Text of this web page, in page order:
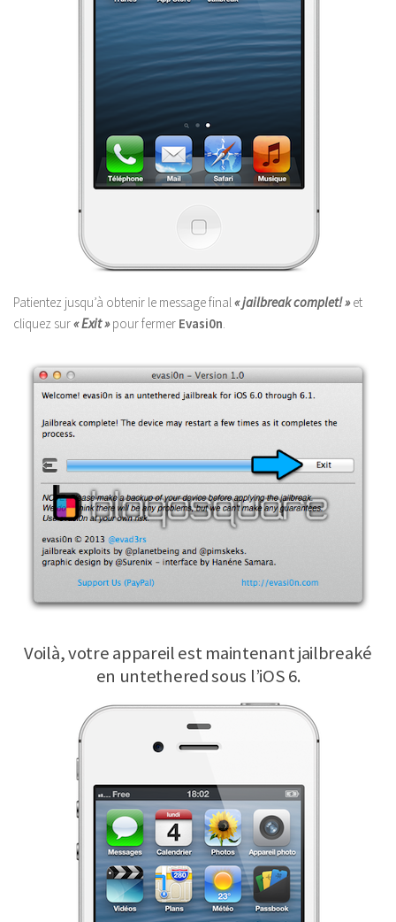
Patientez jusqu’à obtenir le message final« jailbreak complet! »et
cliquez sur« Exit » pour fermer Evasi0n.
Voilà, votre appareil est maintenant jailbreaké
en untethered sous l’iOS 6.